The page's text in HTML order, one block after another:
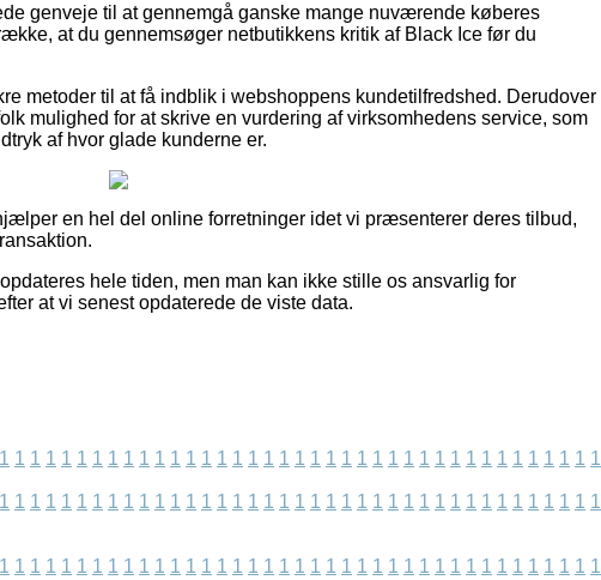
genveje til at gennemgå ganske mange nuværende køberes
at du gennemsøger netbutikkens kritik af Black Ice før du
metoder til at få indblik i webshoppens kundetilfredshed. Derudover
mulighed for at skrive en vurdering af virksomhedens service, som
af hvor glade kunderne er.
en hel del online forretninger idet vi præsenterer deres tilbud,
hele tiden, men man kan ikke stille os ansvarlig for
at vi senest opdaterede de viste data.
1 1 1 1 1 1 1 1 1 1 1 1 1 1 1 1 1 1 1 1 1 1 1 1 1 1 1 1 1 1 1 1 1 1 1 1 1 1 1
1 1 1 1 1 1 1 1 1 1 1 1 1 1 1 1 1 1 1 1 1 1 1 1 1 1 1 1 1 1 1 1 1 1 1 1 1 1 1
1 1 1 1 1 1 1 1 1 1 1 1 1 1 1 1 1 1 1 1 1 1 1 1 1 1 1 1 1 1 1 1 1 1 1 1 1 1 1